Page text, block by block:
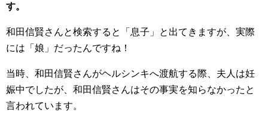
す。
和田信賢さんと検索すると「息子」と出てきますが、実際
には「娘」だったんですね！
当時、和田信賢さんがヘルシンキへ渡航する際、夫人は妊
娠中でしたが、和田信賢さんはその事実を知らなかったと
言われています。